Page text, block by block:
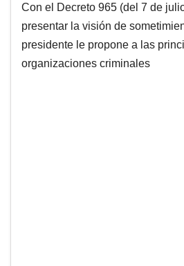
Con el Decreto 965 (del 7 de
presentar la visión de
presidente le propone a las
organizaciones criminales